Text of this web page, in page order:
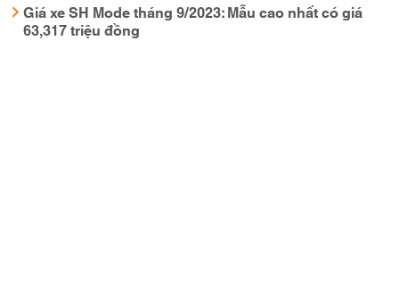
Giá xe SH Mode tháng 9/2023: Mẫu cao nhất có giá
63,317 triệu đồng